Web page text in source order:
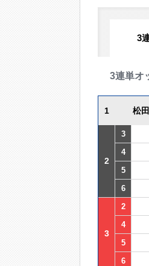
3
3連単オ
1 松
2
3
4
5
6
3
2
4
5
6